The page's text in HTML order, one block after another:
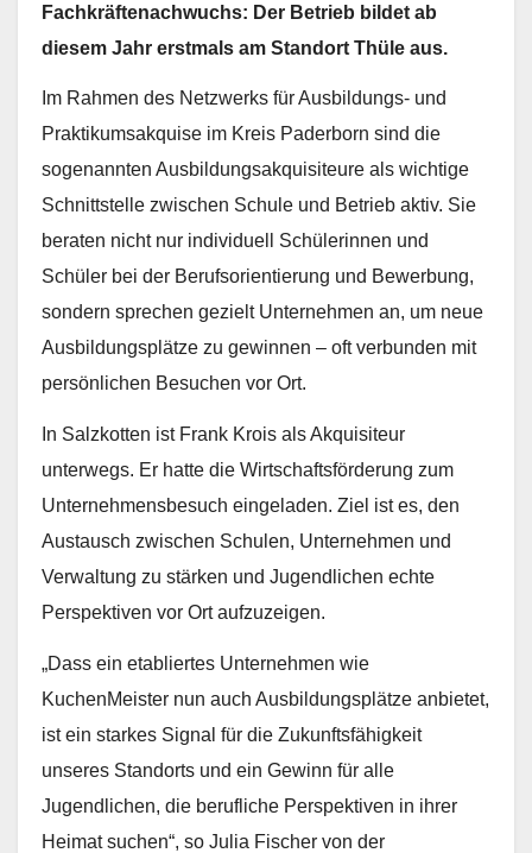
Fachkräftenachwuchs: Der Betrieb bildet ab
diesem Jahr erstmals am Standort Thüle aus.
Im Rahmen des Netzwerks für Ausbildungs- und
Praktikumsakquise im Kreis Paderborn sind die
sogenannten Ausbildungsakquisiteure als wichtige
Schnittstelle zwischen Schule und Betrieb aktiv. Sie
beraten nicht nur individuell Schülerinnen und
Schüler bei der Berufsorientierung und Bewerbung,
sondern sprechen gezielt Unternehmen an, um neue
Ausbildungsplätze zu gewinnen – oft verbunden mit
persönlichen Besuchen vor Ort.
In Salzkotten ist Frank Krois als Akquisiteur
unterwegs. Er hatte die Wirtschaftsförderung zum
Unternehmensbesuch eingeladen. Ziel ist es, den
Austausch zwischen Schulen, Unternehmen und
Verwaltung zu stärken und Jugendlichen echte
Perspektiven vor Ort aufzuzeigen.
„Dass ein etabliertes Unternehmen wie
KuchenMeister nun auch Ausbildungsplätze anbietet,
ist ein starkes Signal für die Zukunftsfähigkeit
unseres Standorts und ein Gewinn für alle
Jugendlichen, die berufliche Perspektiven in ihrer
Heimat suchen“, so Julia Fischer von der